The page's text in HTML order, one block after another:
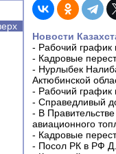
Новости
- Рабочий график
- Кадровые
- Нурлыбек
Актюбинской
- Рабочий график
- Справедливый
- В
авиационного
- Кадровые
- Посол РК в РФ